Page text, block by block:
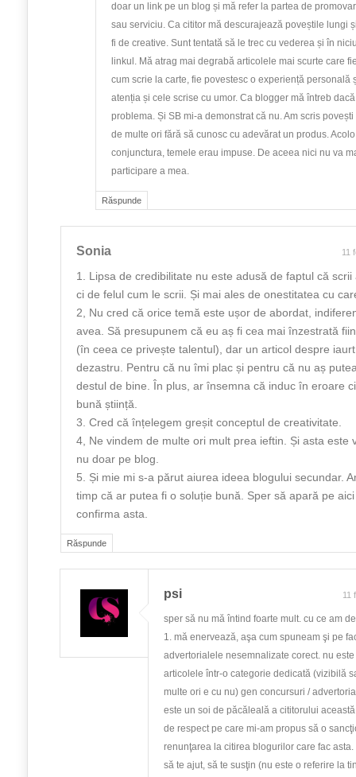
Răspunde
doar un link pe un blog și mă refer la partea de
sau serviciu. Ca cititor mă descurajează poveștile lungi
fi de creative. Sunt tentată să le trec cu vederea și în
linkul. Mă atrag mai degrabă articolele mai scurte care
cum scrie la carte, fie povestesc o experiență personală
atenția și cele scrise cu umor. Ca blogger mă întreb
problema. Și SB mi-a demonstrat că nu. Am scris
de multe ori fără să cunosc cu adevărat un produs.
conjunctura, temele erau impuse. De aceea nici nu va
participare a mea.
Răspunde
Sonia 11
1. Lipsa de credibilitate nu este adusă de faptul că
ci de felul cum le scrii. Și mai ales de onestitatea cu
2, Nu cred că orice temă este ușor de abordat,
avea. Să presupunem că eu aș fi cea mai înzestrată
(în ceea ce privește talentul), dar un articol despre
dezastru. Pentru că nu îmi plac și pentru că nu aș
destul de bine. În plus, ar însemna că induc în eroare
bună știință.
3. Cred că înțelegem greșit conceptul de creativitate.
4, Ne vindem de multe ori mult prea ieftin. Și asta este
nu doar pe blog.
5. Și mie mi s-a părut aiurea ideea blogului secundar.
timp că ar putea fi o soluție bună. Sper să apară pe
confirma asta.
psi 11
sper să nu mă întind foarte mult. cu ce am
1. mă enervează, aşa cum spuneam şi pe
advertorialele nesemnalizate corect. nu
articolele într-o categorie dedicată (vizibilă
multe ori e cu nu) gen concursuri /
este un soi de păcăleală a cititorului
de respect pe care mi-am propus să o
renunţarea la citirea blogurilor care fac
să te ajut, să te susţin (nu este o referire la